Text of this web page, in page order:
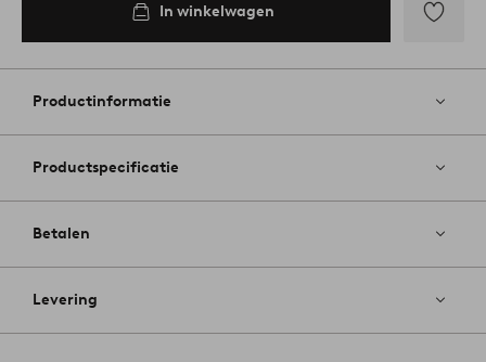
In winkelwagen
aan
Productinformatie
Productspecificatie
Betalen
Levering